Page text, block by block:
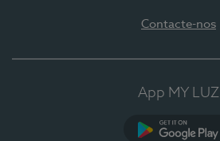
Contacte-nos
App MY LUZ